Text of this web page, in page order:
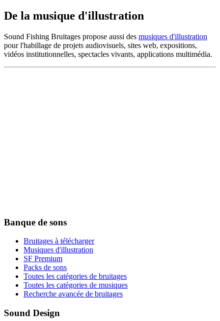
De la musique d'illustration
Sound Fishing Bruitages propose aussi des musiques d'illustration
pour l'habillage de projets audiovisuels, sites web, expositions,
vidéos institutionnelles, spectacles vivants, applications multimédia.
Banque de sons
Bruitages à télécharger
Musiques d'illustration
SF Premium
Packs de sons
Toutes les catégories de bruitages
Toutes les catégories de musiques
Recherche avancée de bruitages
Sound Design